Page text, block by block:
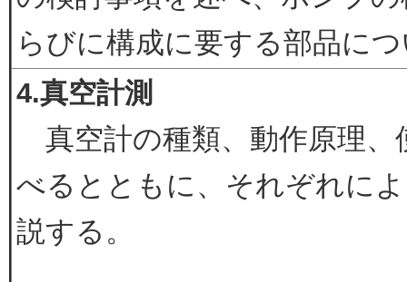
らびに構成に要する部品に
4.真空計測
真空計の種類、動作原理、
べるとともに、それぞれに
説する。